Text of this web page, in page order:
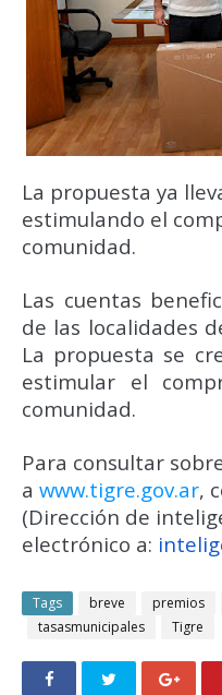
La propuesta ya
estimulando el
comunidad.
Las cuentas
de las localidades
La propuesta se
estimular el
comunidad.
Para consultar
a www.tigre.gov.ar,
(Dirección de
electrónico a:
Tags breve premios
tasasmunicipales
Tigre